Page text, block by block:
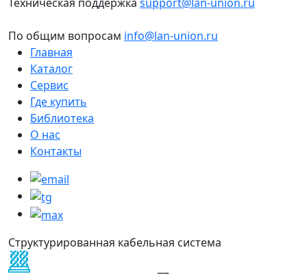
По общим вопросам info@lan-union.ru
Главная
Каталог
Сервис
Где купить
Библиотека
О нас
Контакты
Структурированная кабельная система